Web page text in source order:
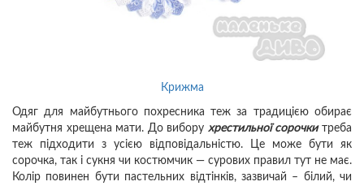
Крижма
Одяг для майбутнього похресника теж за традицією обирає
майбутня хрещена мати. До вибору хрестильної сорочкитреба
теж підходити з усією відповідальністю. Це може бути як
сорочка, так і сукня чи костюмчик — сурових правил тут не має.
Колір повинен бути пастельних відтінків, зазвичай – білий, чи